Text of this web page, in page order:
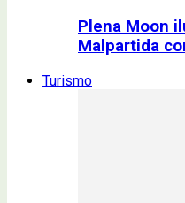
Plena Moon
Malpartida
Turismo